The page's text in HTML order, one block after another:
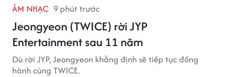
ÂM NHẠC 9 phút trước
Jeongyeon (TWICE) rời JYP
Entertainment sau 11 năm
Dù rời JYP, Jeongyeon khẳng định sẽ tiếp tục đồng
hành cùng TWICE.